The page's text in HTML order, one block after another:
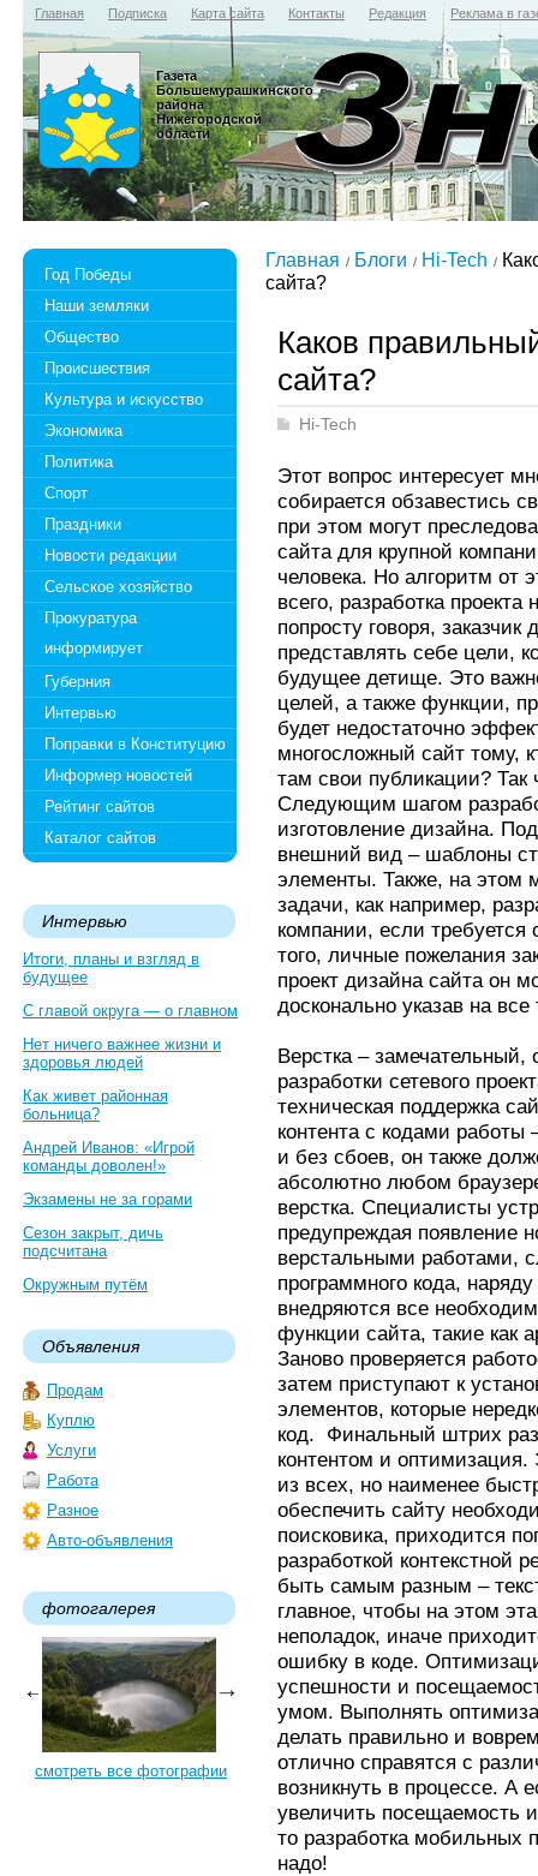
Главная Подписка Карта сайта Контакты Редакция Реклама в
Газета
Большемурашкинского
района
Нижегородской
области
Год Победы
Наши земляки
Общество
Происшествия
Культура и искусство
Экономика
Политика
Спорт
Праздники
Новости редакции
Сельское хозяйство
Прокуратура
информирует
Губерния
Интервью
Поправки в Конституцию
Информер новостей
Рейтинг сайтов
Каталог сайтов
Интервью
Итоги, планы и взгляд в
будущее
С главой округа — о главном
Нет ничего важнее жизни и
здоровья людей
Как живет районная
больница?
Андрей Иванов: «Игрой
команды доволен!»
Экзамены не за горами
Сезон закрыт, дичь
подсчитана
Окружным путём
Объявления
Продам
Куплю
Услуги
Работа
Разное
Авто-объявления
фотогалерея
смотреть все фотографии
Главная Блоги Hi-Tech
сайта?
Каков
сайта?
Hi-Tech
Этот вопрос интересует
собирается обзавестись
при этом могут
сайта для крупной
человека. Но алгоритм от
всего, разработка
попросту говоря,
представлять себе цели,
будущее детище. Это
целей, а также функции,
будет недостаточно
многосложный сайт тому,
там свои публикации? Так
Следующим шагом
изготовление дизайна.
внешний вид – шаблоны
элементы. Также, на этом
задачи, как например,
компании, если требуется
того, личные пожелания
проект дизайна сайта он
досконально указав на все
Верстка –
разработки сетевого
техническая поддержка
контента с кодами работы
и без сбоев, он также
абсолютно любом
верстка. Специалисты
предупреждая появление
верстальными работами,
программного кода,
внедряются все
функции сайта, такие как
Заново проверяется
затем приступают к
элементов, которые
код. Финальный штрих
контентом и
из всех, но наименее
обеспечить сайту
поисковика, приходится
разработкой контекстной
быть самым разным –
главное, чтобы на этом
неполадок, иначе
ошибку в коде.
успешности и
умом. Выполнять
делать правильно и
отлично справятся с
возникнуть в процессе. А
увеличить посещаемость
то разработка мобильных
надо!